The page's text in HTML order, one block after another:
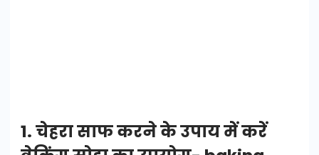
1. चेहरा साफ करने के उपाय में करें